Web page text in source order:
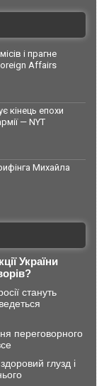
і прагне
Affairs
кінець епохи
— NYT
Михайла
України
стануть
переговорного
глузд і